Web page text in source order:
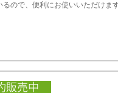
るので、便利にお使いいただけま